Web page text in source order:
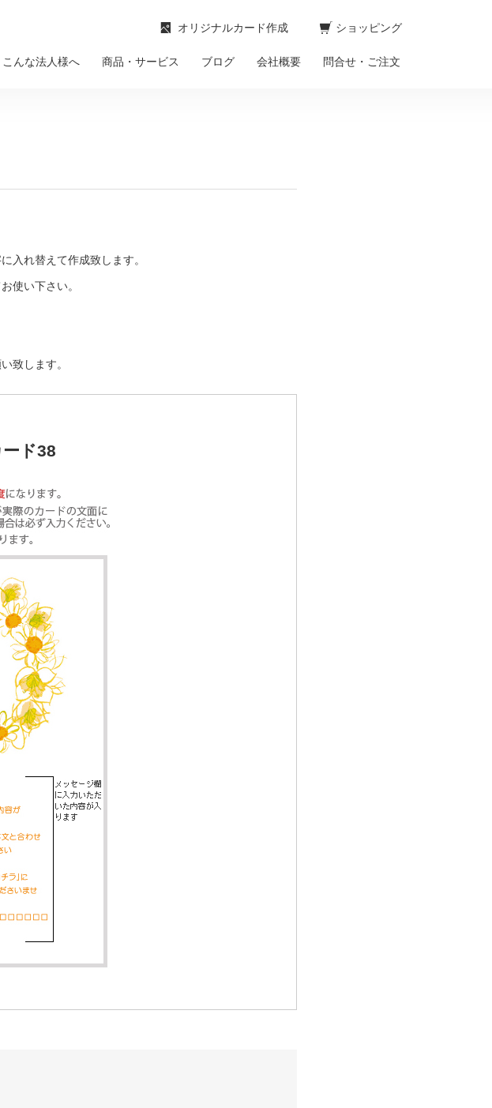
こんな法人様へ 商品・サービス ブログ 会社概要 問合せ・ご注文
オリジナルカード作成 ショッピング
入れ替えて作成致します。
使い下さい。
致します。
ド38